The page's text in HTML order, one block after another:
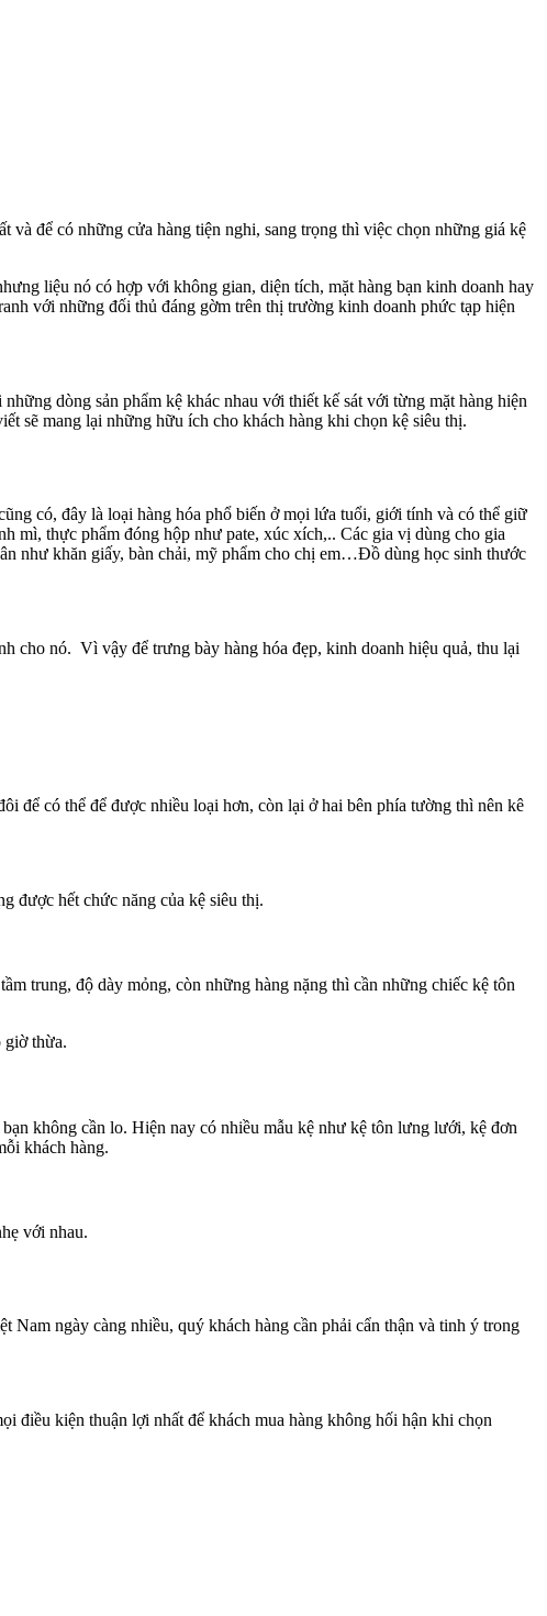
để có những cửa hàng tiện nghi, sang trọng thì việc chọn những giá kệ
liệu nó có hợp với không gian, diện tích, mặt hàng bạn kinh doanh hay
với những đối thủ đáng gờm trên thị trường kinh doanh phức tạp hiện
dòng sản phẩm kệ khác nhau với thiết kế sát với từng mặt hàng hiện
sẽ mang lại những hữu ích cho khách hàng khi chọn kệ siêu thị.
có, đây là loại hàng hóa phổ biến ở mọi lứa tuổi, giới tính và có thể giữ
thực phẩm đóng hộp như pate, xúc xích,.. Các gia vị dùng cho gia
như khăn giấy, bàn chải, mỹ phẩm cho chị em…Đồ dùng học sinh thước
cho nó. Vì vậy để trưng bày hàng hóa đẹp, kinh doanh hiệu quả, thu lại
để có thể để được nhiều loại hơn, còn lại ở hai bên phía tường thì nên kê
được hết chức năng của kệ siêu thị.
trung, độ dày mỏng, còn những hàng nặng thì cần những chiếc kệ tôn
giờ thừa.
không cần lo. Hiện nay có nhiều mẫu kệ như kệ tôn lưng lưới, kệ đơn
khách hàng.
với nhau.
ngày càng nhiều, quý khách hàng cần phải cẩn thận và tinh ý trong
điều kiện thuận lợi nhất để khách mua hàng không hối hận khi chọn